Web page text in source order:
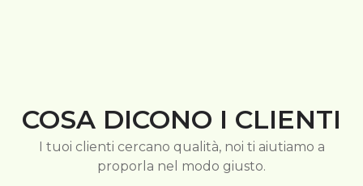
COSA DICONO I CLIENTI
I tuoi clienti cercano qualità, noi ti aiutiamo a
proporla nel modo giusto.